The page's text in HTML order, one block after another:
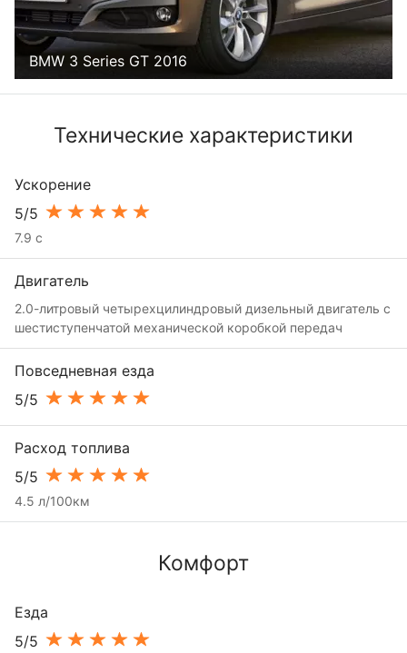
BMW 3 Series GT 2016
Технические характеристики
Ускорение
5/5
7.9 с
Двигатель
2.0-литровый четырехцилиндровый дизельный двигатель с
шестиступенчатой механической коробкой передач
Повседневная езда
5/5
Расход топлива
5/5
4.5 л/100км
Комфорт
Езда
5/5